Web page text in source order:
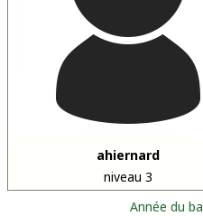
ahiernard
niveau 3
Année du